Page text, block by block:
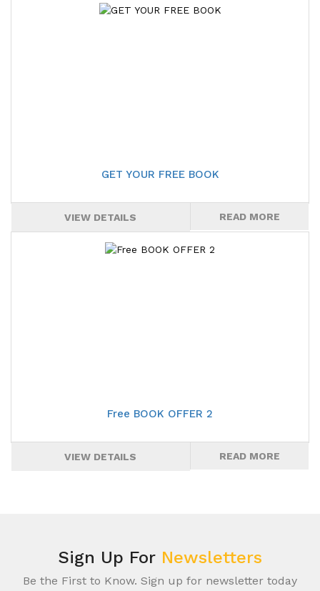
সম্মানিত পাঠকের প্রতি আমাদের বিশেষ উপহার ফ্রি বই।
GET YOUR FREE BOOK
VIEW DETAILS READ MORE
সম্মানিত পাঠকের প্রতি আমাদের বিশেষ উপহার ফ্রি বই।
Free BOOK OFFER 2
VIEW DETAILS READ MORE
Sign Up For Newsletters
Be the First to Know. Sign up for newsletter today